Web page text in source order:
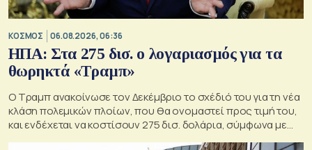
ΚΟΣΜΟΣ 06.08.2026, 06:36
ΗΠΑ: Στα 275 δισ. ο λογαριασμός για τα
θωρηκτά «Τραμπ»
Ο Τραμπ ανακοίνωσε τον Δεκέμβριο το σχέδιό του για τη νέα
κλάση πολεμικών πλοίων, που θα ονομαστεί προς τιμή του,
και ενδέχεται να κοστίσουν 275 δισ. δολάρια, σύμφωνα με